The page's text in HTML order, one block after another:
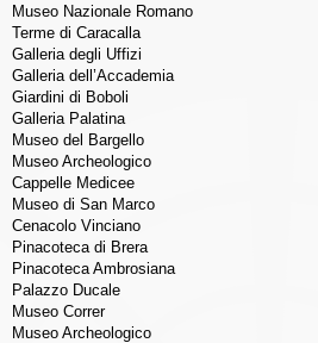
Museo Nazionale Romano
Terme di Caracalla
Galleria degli Uffizi
Galleria dell’Accademia
Giardini di Boboli
Galleria Palatina
Museo del Bargello
Museo Archeologico
Cappelle Medicee
Museo di San Marco
Cenacolo Vinciano
Pinacoteca di Brera
Pinacoteca Ambrosiana
Palazzo Ducale
Museo Correr
Museo Archeologico